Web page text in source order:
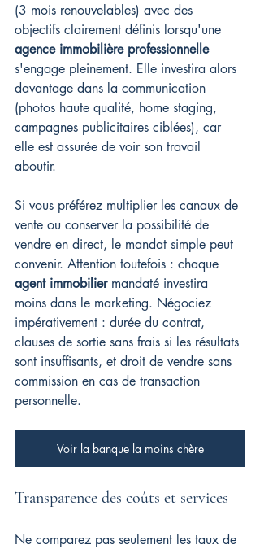
(3 mois renouvelables) avec des
objectifs clairement définis lorsqu'une
agence immobilière professionnelle
s'engage pleinement. Elle investira alors
davantage dans la communication
(photos haute qualité, home staging,
campagnes publicitaires ciblées), car
elle est assurée de voir son travail
aboutir.
Si vous préférez multiplier les canaux de
vente ou conserver la possibilité de
vendre en direct, le mandat simple peut
convenir. Attention toutefois : chaque
agent immobilier mandaté investira
moins dans le marketing. Négociez
impérativement : durée du contrat,
clauses de sortie sans frais si les résultats
sont insuffisants, et droit de vendre sans
commission en cas de transaction
personnelle.
Voir la banque la moins chère
Transparence des coûts et services
Ne comparez pas seulement les taux de